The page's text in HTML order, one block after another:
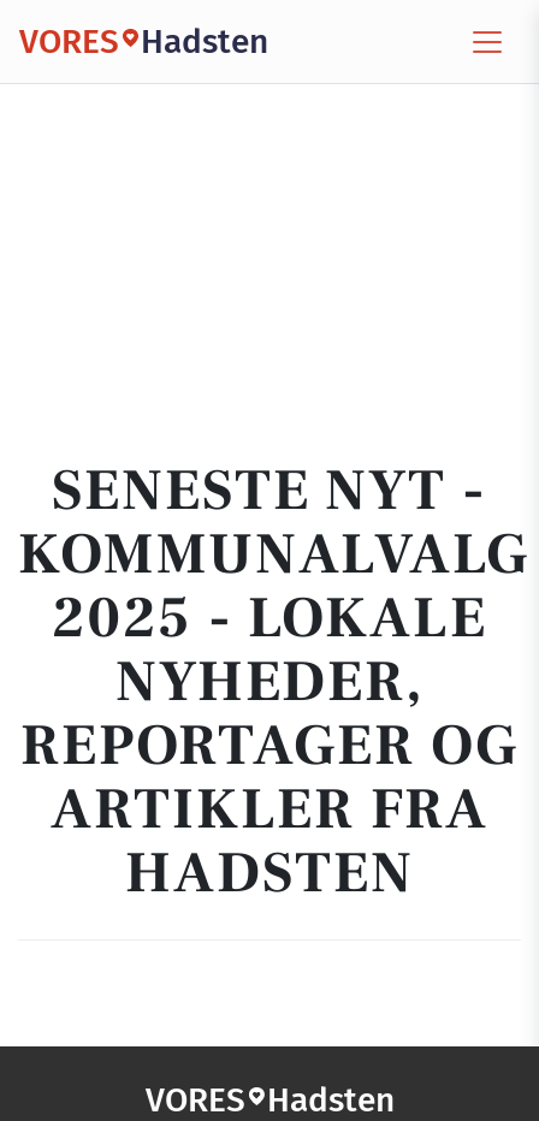
VORES Hadsten
SENESTE NYT -
KOMMUNALVALG
2025 - LOKALE
NYHEDER,
REPORTAGER OG
ARTIKLER FRA
HADSTEN
VORES Hadsten